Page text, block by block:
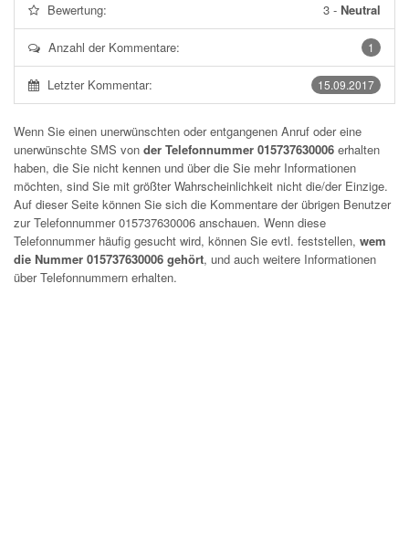
Bewertung: 3 - Neutral
1
Anzahl der Kommentare:
15.09.2017
Letzter Kommentar:
Wenn Sie einen unerwünschten oder entgangenen Anruf oder eine
unerwünschte SMS von der Telefonnummer 015737630006 erhalten
haben, die Sie nicht kennen und über die Sie mehr Informationen
möchten, sind Sie mit größter Wahrscheinlichkeit nicht die/der Einzige.
Auf dieser Seite können Sie sich die Kommentare der übrigen Benutzer
zur Telefonnummer015737630006 anschauen. Wenn diese
Telefonnummer häufig gesucht wird, können Sie evtl. feststellen, wem
die Nummer 015737630006 gehört, und auch weitere Informationen
über Telefonnummern erhalten.